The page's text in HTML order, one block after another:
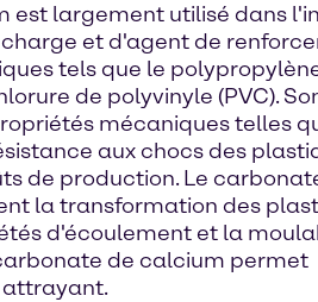
est largement utilisé dans
et d'agent de
tels que le polypropylène
de polyvinyle (PVC).
mécaniques telles
aux chocs des
de production. Le
la transformation des
d'écoulement et la
de calcium permet
attrayant.